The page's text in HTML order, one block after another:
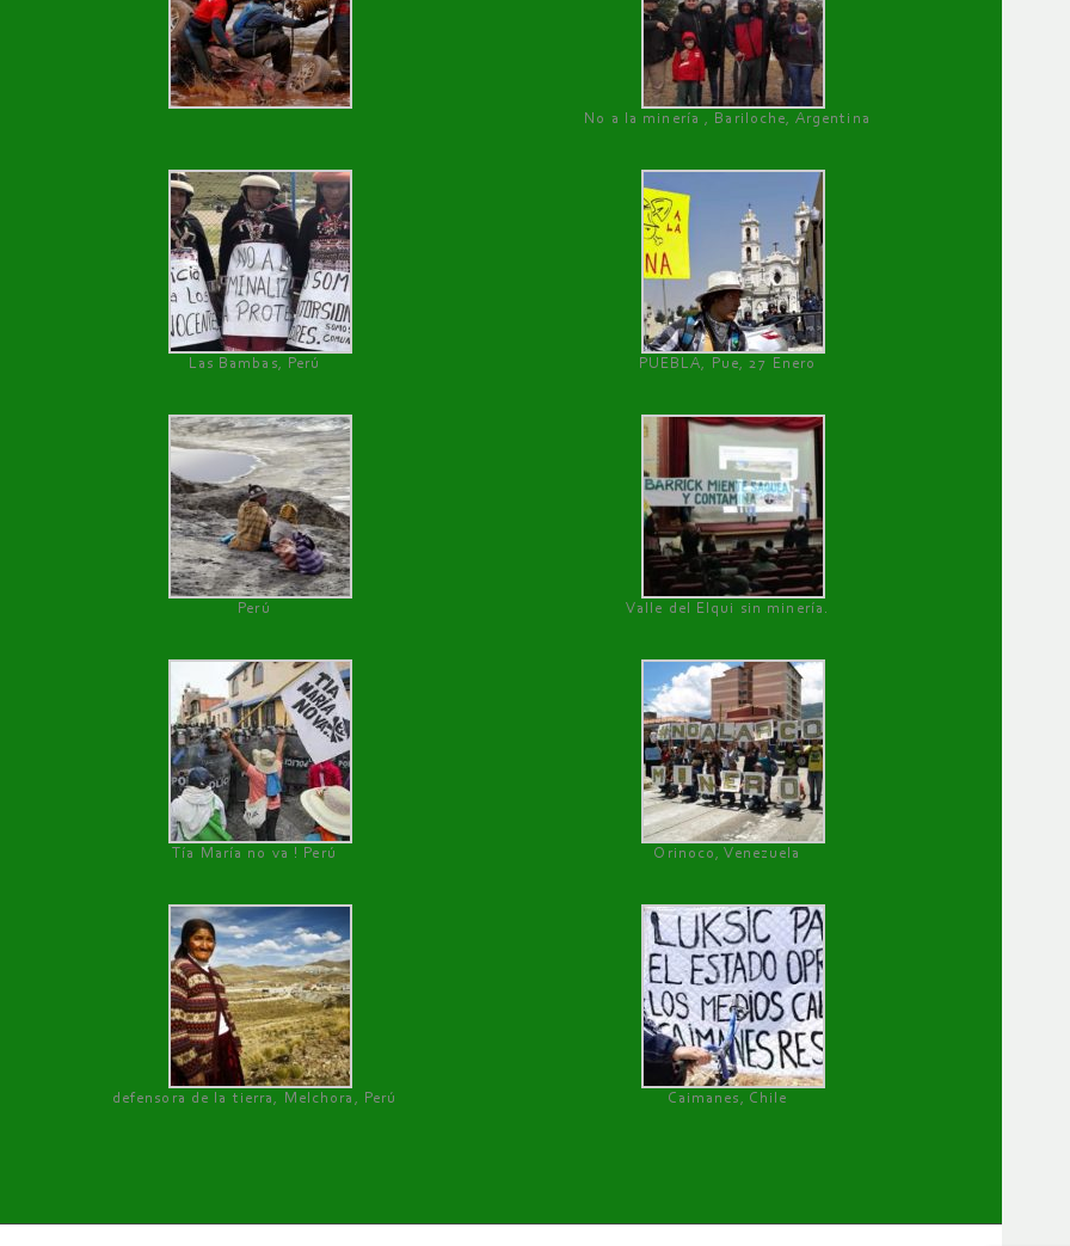
No a la minería , Bariloche, Argentina
Las Bambas, Perú PUEBLA, Pue, 27 Enero
Perú Valle del Elqui sin minería.
Tía María no va ! Perú Orinoco, Venezuela
defensora de la tierra, Melchora, Perú Caimanes, Chile